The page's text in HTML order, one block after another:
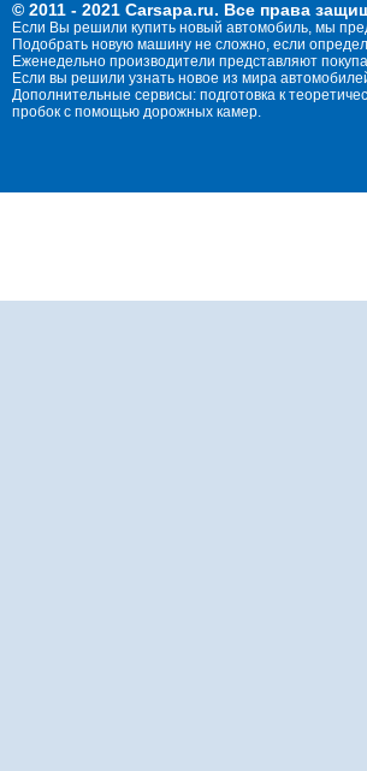
© 2011 - 2021 Carsapa.ru. Все права
Если Вы решили купить новый автомобиль, мы
Подобрать новую машину не сложно, если
Еженедельно производители представляют
Если вы решили узнать новое из мира
Дополнительные сервисы: подготовка к
пробок с помощью дорожных камер.